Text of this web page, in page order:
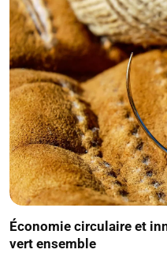
Économie circulaire et
vert ensemble